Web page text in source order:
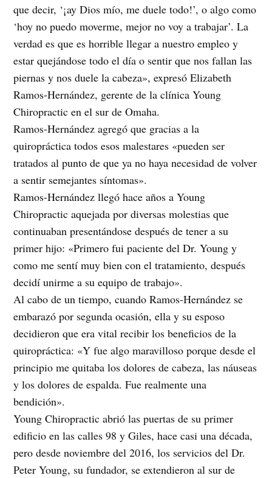
que decir, ‘¡ay Dios mío, me duele todo!’, o algo como
‘hoy no puedo moverme, mejor no voy a trabajar’. La
verdad es que es horrible llegar a nuestro empleo y
estar quejándose todo el día o sentir que nos fallan las
piernas y nos duele la cabeza», expresó Elizabeth
Ramos-Hernández, gerente de la clínica Young
Chiropractic en el sur de Omaha.
Ramos-Hernández agregó que gracias a la
quiropráctica todos esos malestares «pueden ser
tratados al punto de que ya no haya necesidad de volver
a sentir semejantes síntomas».
Ramos-Hernández llegó hace años a Young
Chiropractic aquejada por diversas molestias que
continuaban presentándose después de tener a su
primer hijo: «Primero fui paciente del Dr. Young y
como me sentí muy bien con el tratamiento, después
decidí unirme a su equipo de trabajo».
Al cabo de un tiempo, cuando Ramos-Hernández se
embarazó por segunda ocasión, ella y su esposo
decidieron que era vital recibir los beneficios de la
quiropráctica: «Y fue algo maravilloso porque desde el
principio me quitaba los dolores de cabeza, las náuseas
y los dolores de espalda. Fue realmente una
bendición».
Young Chiropractic abrió las puertas de su primer
edificio en las calles 98 y Giles, hace casi una década,
pero desde noviembre del 2016, los servicios del Dr.
Peter Young, su fundador, se extendieron al sur de